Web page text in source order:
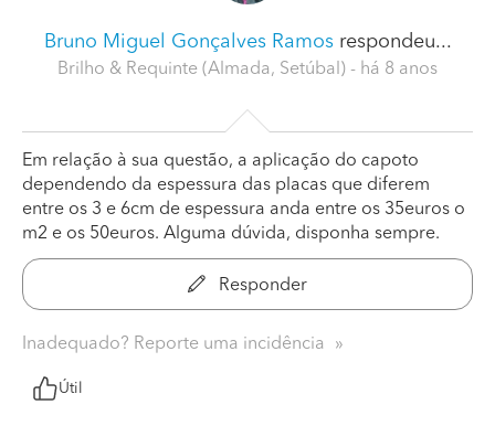
Bruno Miguel Gonçalves Ramosrespondeu...
Brilho & Requinte (Almada, Setúbal) - há 8 anos
Em relação à sua questão, a aplicação do capoto
dependendo da espessura das placas que diferem
entre os 3 e 6cm de espessura anda entre os 35euros o
m2 e os 50euros. Alguma dúvida, disponha sempre.
Responder
Inadequado? Reporte uma incidência
Útil